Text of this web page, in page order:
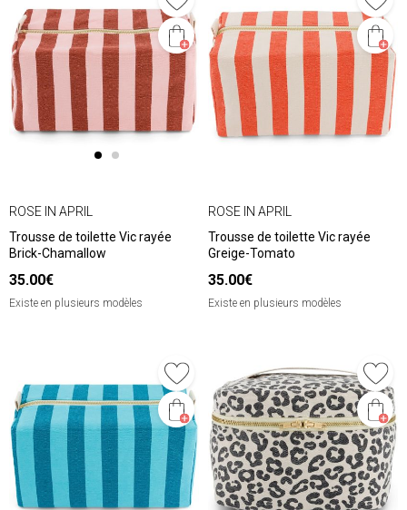
ROSE IN APRIL
Trousse de toilette Vic rayée
Brick-Chamallow
35.00€
Existe en plusieurs modèles
ROSE IN APRIL
Trousse de toilette Vic rayée
Greige-Tomato
35.00€
Existe en plusieurs modèles